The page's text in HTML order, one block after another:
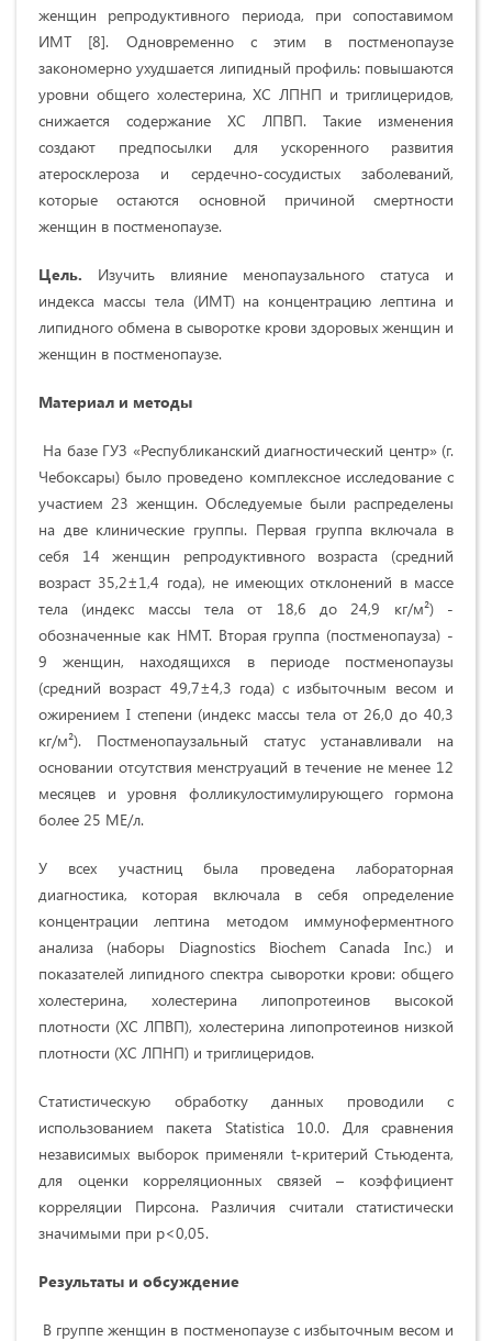
женщин репродуктивного периода, при сопоставимом
ИМТ [8]. Одновременно с этим в постменопаузе
закономерно ухудшается липидный профиль: повышаются
уровни общего холестерина, ХС ЛПНП и триглицеридов,
снижается содержание ХС ЛПВП. Такие изменения
создают предпосылки для ускоренного развития
атеросклероза и сердечно-сосудистых заболеваний,
которые остаются основной причиной смертности
женщин в постменопаузе.
Цель. Изучить влияние менопаузального статуса и
индекса массы тела (ИМТ) на концентрацию лептина и
липидного обмена в сыворотке крови здоровых женщин и
женщин в постменопаузе.
Материал и методы
На базе ГУЗ «Республиканский диагностический центр» (г.
Чебоксары) было проведено комплексное исследование с
участием 23 женщин. Обследуемые были распределены
на две клинические группы. Первая группа включала в
себя 14 женщин репродуктивного возраста (средний
возраст 35,2±1,4 года), не имеющих отклонений в массе
тела (индекс массы тела от 18,6 до 24,9 кг/м²) -
обозначенные как НМТ. Вторая группа (постменопауза) -
9 женщин, находящихся в периоде постменопаузы
(средний возраст 49,7±4,3 года) с избыточным весом и
ожирением I степени (индекс массы тела от 26,0 до 40,3
кг/м²). Постменопаузальный статус устанавливали на
основании отсутствия менструаций в течение не менее 12
месяцев и уровня фолликулостимулирующего гормона
более 25 МЕ/л.
У всех участниц была проведена лабораторная
диагностика, которая включала в себя определение
концентрации лептина методом иммуноферментного
анализа (наборы Diagnostics Biochem Canada Inc.) и
показателей липидного спектра сыворотки крови: общего
холестерина, холестерина липопротеинов высокой
плотности (ХС ЛПВП), холестерина липопротеинов низкой
плотности (ХС ЛПНП) и триглицеридов.
Статистическую обработку данных проводили с
использованием пакета Statistica 10.0. Для сравнения
независимых выборок применяли t-критерий Стьюдента,
для оценки корреляционных связей – коэффициент
корреляции Пирсона. Различия считали статистически
значимыми при p<0,05.
Результаты и обсуждение
В группе женщин в постменопаузе с избыточным весом и